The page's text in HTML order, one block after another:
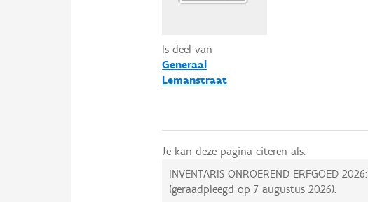
Is deel van
Generaal
Lemanstraat
Je kan deze pagina citeren als:
INVENTARIS ONROEREND ERFGOED 2026:
(geraadpleegd op7 augustus 2026).